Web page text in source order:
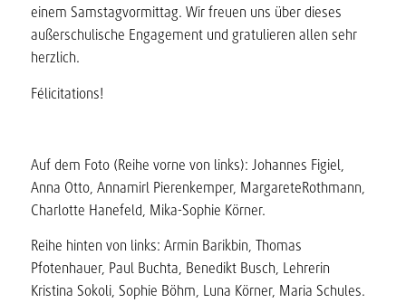
einem Samstagvormittag. Wir freuen uns über dieses
außerschulische Engagement und gratulieren allen sehr
herzlich.
Félicitations!
Auf dem Foto (Reihe vorne von links): Johannes Figiel,
Anna Otto, Annamirl Pierenkemper, MargareteRothmann,
Charlotte Hanefeld, Mika-Sophie Körner.
Reihe hinten von links: Armin Barikbin, Thomas
Pfotenhauer, Paul Buchta, Benedikt Busch, Lehrerin
Kristina Sokoli, Sophie Böhm, Luna Körner, Maria Schules.